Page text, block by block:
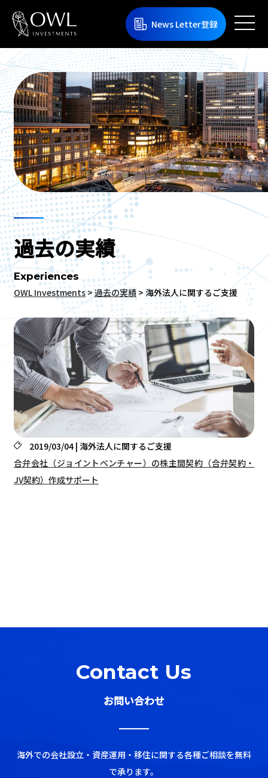
News Letter登録
過去の実績
Experiences
OWL Investments> 過去の実績>海外法人に関するご支援
2019/03/04 | 海外法人に関するご支援
合弁会社（ジョイントベンチャー）の株主間契約（合弁契約・
JV契約）作成サポート
Contact Us
お問い合わせ
海外での会社設立・資産運用・移住に関する各種ご相談を無料
で承ります。